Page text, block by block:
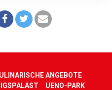
ANGEBOTE
UENO-PARK